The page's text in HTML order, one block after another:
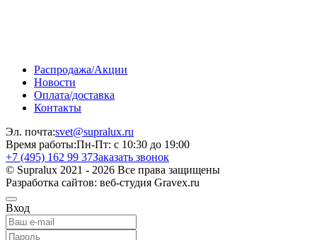
Распродажа/Акции
Новости
Оплата/доставка
Контакты
Эл. почта:svet@supralux.ru
Время работы:Пн-Пт: с 10:30 до 19:00
+7 (495) 162 99 37Заказать звонок
© Supralux 2021 - 2026 Все права защищены
Разработка сайтов: веб-студия Gravex.ru
Вход